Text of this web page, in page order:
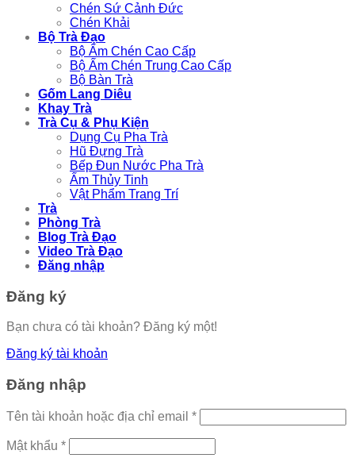
Chén Sứ Cảnh Đức
Chén Khải
Bộ Trà Đạo
Bộ Ấm Chén Cao Cấp
Bộ Ấm Chén Trung Cao Cấp
Bộ Bàn Trà
Gốm Lang Diêu
Khay Trà
Trà Cụ & Phụ Kiện
Dụng Cụ Pha Trà
Hũ Đựng Trà
Bếp Đun Nước Pha Trà
Ấm Thủy Tinh
Vật Phẩm Trang Trí
Trà
Phòng Trà
Blog Trà Đạo
Video Trà Đạo
Đăng nhập
Đăng ký
Bạn chưa có tài khoản? Đăng ký một!
Đăng ký tài khoản
Đăng nhập
Tên tài khoản hoặc địa chỉ email *
Mật khẩu *